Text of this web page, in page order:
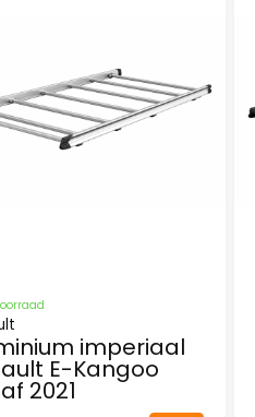
imperiaal
E-Kangoo
2021